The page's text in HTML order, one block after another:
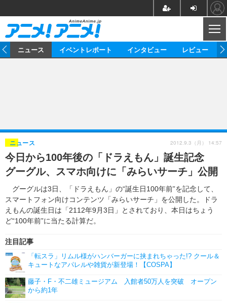
ゲーム グッズ
イベント 海外
海外イベント ビジネス
俳優・タレント アーティスト
ビジネス
アニメ 実写
イベント
ゲーム 座談会
動画
アニメ！アニメ！TV ABEMA Cafe
ニュース イベントレポート インタビュー レビュー
今日から100年後の「ドラえもん」誕生記念
グーグル、スマホ向けに「みらいサーチ」公開
グーグルは3日、「ドラえもん」の“誕生日100年前”を記念して、
スマートフォン向けコンテンツ「みらいサーチ」を公開した。ドラ
えもんの誕生日は「2112年9月3日」とされており、本日はちょう
ど“100年前”に当たる計算だ。
ニュース
注目記事
「転スラ」リムル様がハンバーガーに挟まれちゃった!? クール＆
キュートなアパレルや雑貨が新登場！【COSPA】
藤子・F・不二雄ミュージアム 入館者50万人を突破 オープン
から約1年
2012.9.3（月） 14:57